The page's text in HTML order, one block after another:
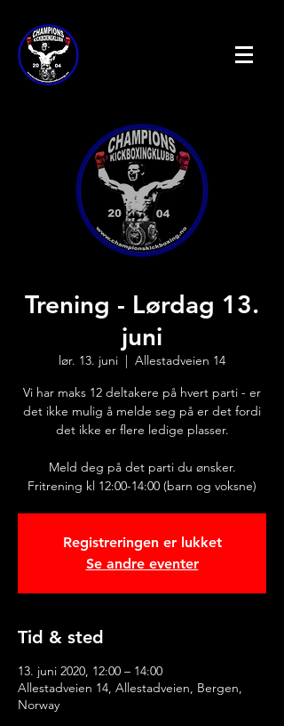
Trening - Lørdag 13.
juni
lør. 13. juni
  |
Allestadveien 14
Vi har maks 12 deltakere på hvert parti - er
det ikke mulig å melde seg på er det fordi
det ikke er flere ledige plasser.
Meld deg på det parti du ønsker.
Fritrening kl 12:00-14:00 (barn og voksne)
Registreringen er lukket
Se andre eventer
Tid & sted
13. juni 2020, 12:00 – 14:00
Allestadveien 14, Allestadveien, Bergen,
Norway